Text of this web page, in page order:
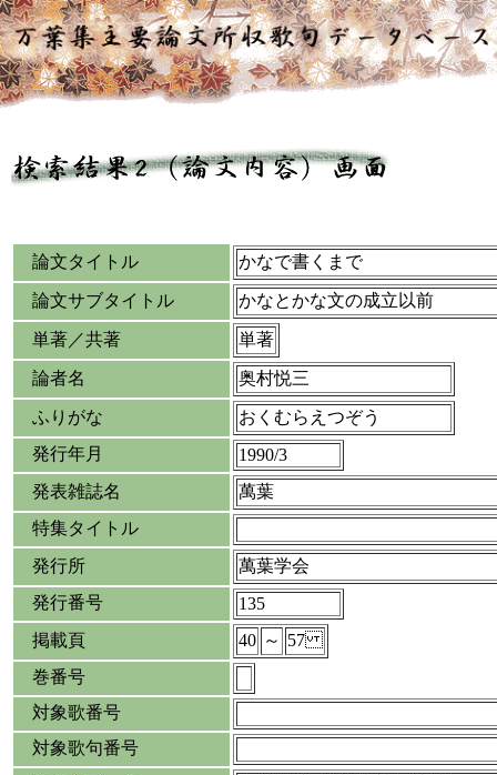
論文タイトル かなで書くまで
論文サブタイトル かなとかな文の成立以前
単著／共著 単著
論者名 奥村悦三
ふりがな
おくむらえつぞう
発行年月
1990/3
発表雑誌名
萬葉
特集タイトル
発行所
萬葉学会
発行番号
135
掲載頁
40 ～ 57
巻番号
対象歌番号
対象歌句番号